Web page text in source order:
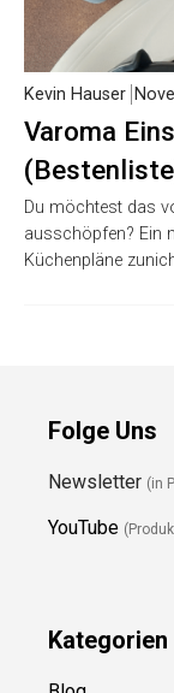
Varoma
Kevin Hauser
Du möchtest das
ausschöpfen? Ein
Küchenpläne
Folge Uns
Newsletter (in
YouTube
Kategorien